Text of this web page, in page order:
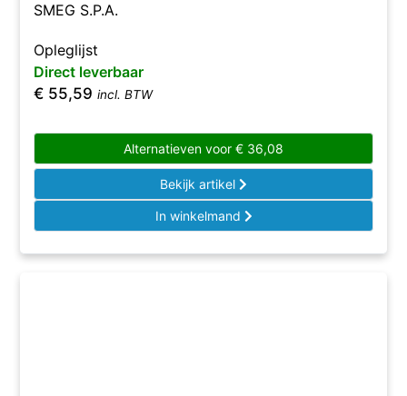
SMEG S.P.A.
Opleglijst
Direct leverbaar
€ 55,59 incl. BTW
Alternatieven voor € 36,08
Bekijk artikel
In winkelmand